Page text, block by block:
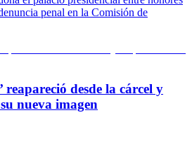
penal en la Comisión de
reapareció desde la cárcel y
nueva imagen